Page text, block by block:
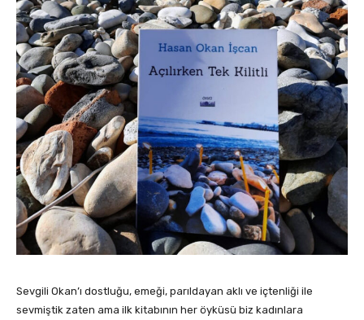
Sevgili Okan’ı dostluğu, emeği, parıldayan aklı ve içtenliği ile
sevmiştik zaten ama ilk kitabının her öyküsü biz kadınlara